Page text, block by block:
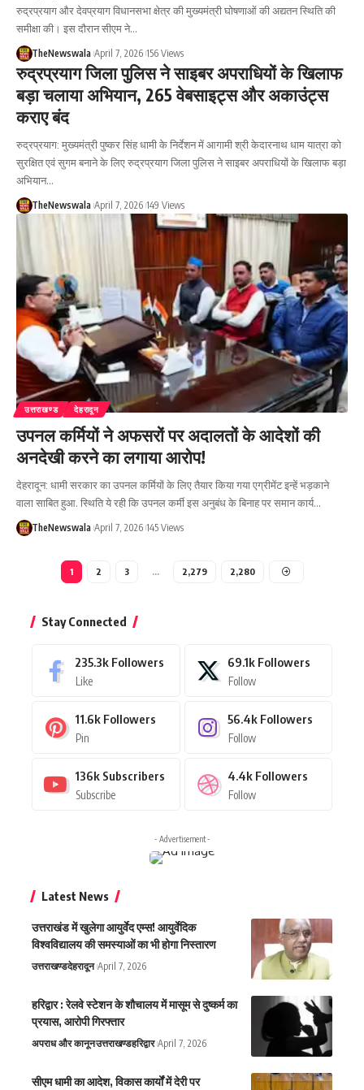
रुद्रप्रयाग और देवप्रयाग विधानसभा क्षेत्र की मुख्यमंत्री घोषणाओं की अद्यतन स्थिति की
समीक्षा की। इस दौरान सीएम ने…
TheNewswala April 7, 2026 156 Views
रुद्रप्रयाग जिला पुलिस ने साइबर अपराधियों के खिलाफ
बड़ा चलाया अभियान, 265 वेबसाइट्स और अकाउंट्स
कराए बंद
रुद्रप्रयाग: मुख्यमंत्री पुष्कर सिंह धामी के निर्देशन में आगामी श्री केदारनाथ धाम यात्रा को
सुरक्षित एवं सुगम बनाने के लिए रुद्रप्रयाग जिला पुलिस ने साइबर अपराधियों के खिलाफ बड़ा
अभियान…
TheNewswala April 7, 2026 149 Views
उत्तराखण्ड देहरादून
उपनल कर्मियों ने अफसरों पर अदालतों के आदेशों की
अनदेखी करने का लगाया आरोप!
देहरादून: धामी सरकार का उपनल कर्मियों के लिए तैयार किया गया एग्रीमेंट इन्हें भड़काने
वाला साबित हुआ. स्थिति ये रही कि उपनल कर्मी इस अनुबंध के बिनाह पर समान कार्य…
TheNewswala April 7, 2026 145 Views
1 2 3 … 2,279 2,280
Stay Connected
235.3k Followers
Like
69.1k Followers
Follow
11.6k Followers
Pin
56.4k Followers
Follow
136k Subscribers
Subscribe
4.4k Followers
Follow
- Advertisement -
Latest News
उत्तराखंड में खुलेगा आयुर्वेद एम्स! आयुर्वेदिक
विश्वविद्यालय की समस्याओं का भी होगा निस्तारण
उत्तराखण्डदेहरादून April 7, 2026
हरिद्वार : रेलवे स्टेशन के शौचालय में मासूम से दुष्कर्म का
प्रयास, आरोपी गिरफ्तार
अपराध और कानूनउत्तराखण्डहरिद्वार April 7, 2026
सीएम धामी का आदेश, विकास कार्यों में देरी पर